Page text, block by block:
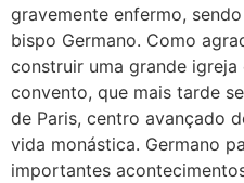
gravemente enfermo,
bispo Germano. Como
construir uma grande
convento, que mais tarde
de Paris, centro avançado
vida monástica. Germano
importantes